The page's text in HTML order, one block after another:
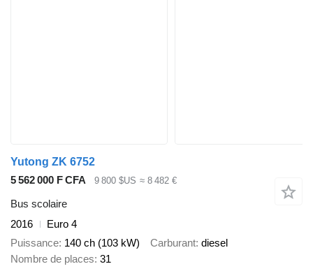
Yutong ZK 6752
5 562 000 F CFA
9 800 $US ≈ 8 482 €
Bus scolaire
2016
Euro 4
Puissance 140 ch (103 kW) Carburant diesel
Nombre de places 31